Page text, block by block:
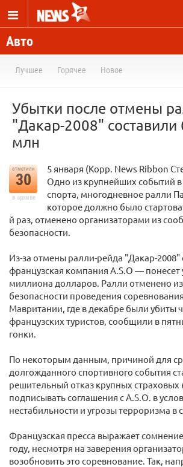
Авто
Лучшее Горячее Новое
Убытки после отмены
"Дакар-2008" составили
млн
отметили
30
в архиве
5 января (Корр. News Ribbon
Одно из крупнейших событий
спорта, многодневное ралли
которое должно было
й раз, отменено организаторами из
безопасности.
Из-за отмены ралли-рейда "Дакар-2008"
французская компания A.S.O — понесет
миллиона долларов. Ралли отменено
безопасности проведения
Мавритании, где в декабре были убиты
французских туристов, сообщили в
гонки.
По некоторым данным, причиной для
долгожданного спортивного события
решительный отказ крупных
подписывать соглашения с A.S.O. в
нестабильности и угрозы терроризма в
Французская пресса выражает
году, несмотря на заверения
возобновить это соревнование. Так,